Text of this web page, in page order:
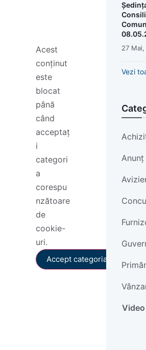
Acest
conținut
este
blocat
până
când
acceptaț
i
categori
a
corespu
nzătoare
de
cookie-
uri.
Accept categoria
27
Vezi